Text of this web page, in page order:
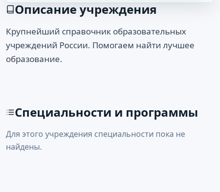
Описание учреждения
Крупнейший справочник образовательных
учреждений России. Помогаем найти лучшее
образование.
Специальности и программы
Для этого учреждения специальности пока не
найдены.